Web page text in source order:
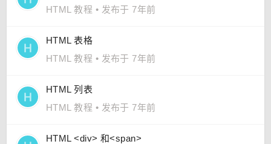
HTML 教程 • 发布于 7年前
HTML 表格
HTML 教程 • 发布于 7年前
HTML 列表
HTML 教程 • 发布于 7年前
HTML <div> 和<span>